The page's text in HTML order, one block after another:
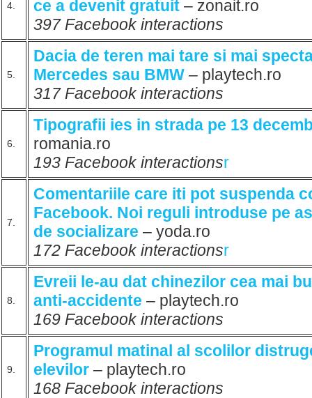
4.
ce a devenit gratuit – zonait.ro
397 Facebook interactions
5.
Dacia de teren mai tare si mai
Mercedes sau BMW – playtech.ro
317 Facebook interactions
6.
Tipografii ies in strada pe 13
romania.ro
193 Facebook interactionsr
7.
Comentariile care iti pot suspenda
Facebook. Noi reguli introduse pe
de socializare – yoda.ro
172 Facebook interactionsr
8.
Evreii le-au dat chinezilor cea mai
anti-accidente – playtech.ro
169 Facebook interactions
9.
Programul matinal al scolilor
elevilor – playtech.ro
168 Facebook interactions